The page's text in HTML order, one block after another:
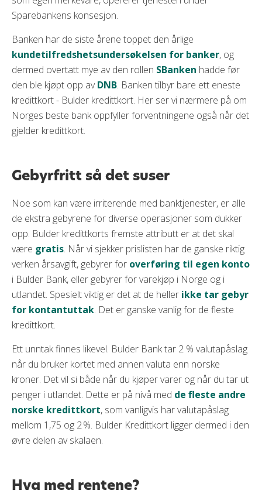
Sparebankens konsesjon.
Banken har de siste årene toppet den årlige
kundetilfredshetsundersøkelsen for banker, og
dermed overtatt mye av den rollen SBanken hadde før
den ble kjøpt opp avDNB. Banken tilbyr bare ett eneste
kredittkort - Bulder kredittkort. Her ser vi nærmere på om
Norges beste bank oppfyller forventningene også når det
gjelder kredittkort.
Gebyrfritt så det suser
Noe som kan være irriterende med banktjenester, er alle
de ekstra gebyrene for diverse operasjoner som dukker
opp. Bulder kredittkorts fremste attributt er at det skal
være gratis. Når vi sjekker prislisten har de ganske riktig
verken årsavgift, gebyrer for overføring til egen konto
i Bulder Bank, eller gebyrer for varekjøp i Norge og i
utlandet. Spesielt viktig er det at de heller ikke tar gebyr
for kontantuttak. Det er ganske vanlig for de fleste
kredittkort.
Ett unntak finnes likevel. Bulder Bank tar 2 % valutapåslag
når du bruker kortet med annen valuta enn norske
kroner. Det vil si både når du kjøper varer og når du tar ut
penger i utlandet. Dette er på nivå med de fleste andre
norske kredittkort, som vanligvis har valutapåslag
mellom 1,75 og 2 %. Bulder Kredittkort ligger dermed i den
øvre delen av skalaen.
Hva med rentene?